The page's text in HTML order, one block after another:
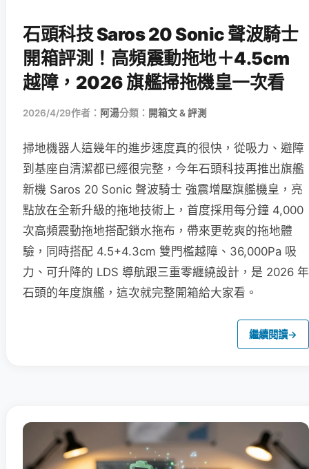
石頭科技 Saros 20 Sonic 聲波騎士
開箱評測！高頻震動拖地＋4.5cm
越障，2026 旗艦掃拖機皇一次看
2026/4/29作者： 阿湯分類： 開箱文 & 評測
掃地機器人這幾年的進步速度真的很快，從吸力、避障
到基座自清潔都已經很完整，今年石頭科技再推出旗艦
新機 Saros 20 Sonic 聲波騎士 強震增壓旗艦機皇，亮
點放在全新升級的拖地技術上，首度採用每分鐘 4,000
次高頻震動拖地搭配鎖水拖布，帶來更乾爽的拖地體
驗，同時搭配 4.5+4.3cm 雙門檻越障、36,000Pa 吸
力、可升降的 LDS 導航跟三重零纏繞設計，是 2026 年
石頭的年度旗艦，這次就完整開箱給大家看。
繼續閱讀→